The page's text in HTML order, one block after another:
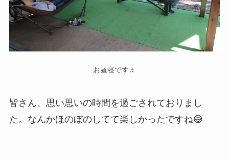
お昼寝です♬
皆さん、思い思いの時間を過ごされておりまし
た。なんかほのぼのしてて楽しかったですね😅